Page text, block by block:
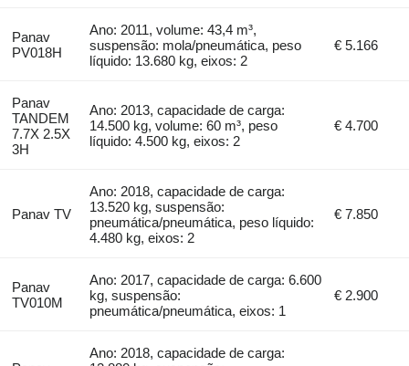
Panav
PV018H
Ano: 2011, volume: 43,4 m³,
suspensão: mola/pneumática, peso
líquido: 13.680 kg, eixos: 2
€ 5.166
Panav
TANDEM
7.7X 2.5X
3H
Ano: 2013, capacidade de carga:
14.500 kg, volume: 60 m³, peso
líquido: 4.500 kg, eixos: 2
€ 4.700
Panav TV
Ano: 2018, capacidade de carga:
13.520 kg, suspensão:
pneumática/pneumática, peso líquido:
4.480 kg, eixos: 2
€ 7.850
Panav
TV010M
Ano: 2017, capacidade de carga: 6.600
kg, suspensão:
pneumática/pneumática, eixos: 1
€ 2.900
Ano: 2018, capacidade de carga: